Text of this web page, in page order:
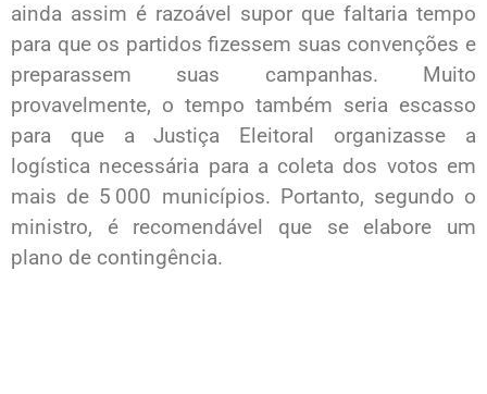
ainda assim é razoável supor que faltaria tempo
para que os partidos fizessem suas convenções e
preparassem suas campanhas. Muito
provavelmente, o tempo também seria escasso
para que a Justiça Eleitoral organizasse a
logística necessária para a coleta dos votos em
mais de 5 000 municípios. Portanto, segundo o
ministro, é recomendável que se elabore um
plano de contingência.